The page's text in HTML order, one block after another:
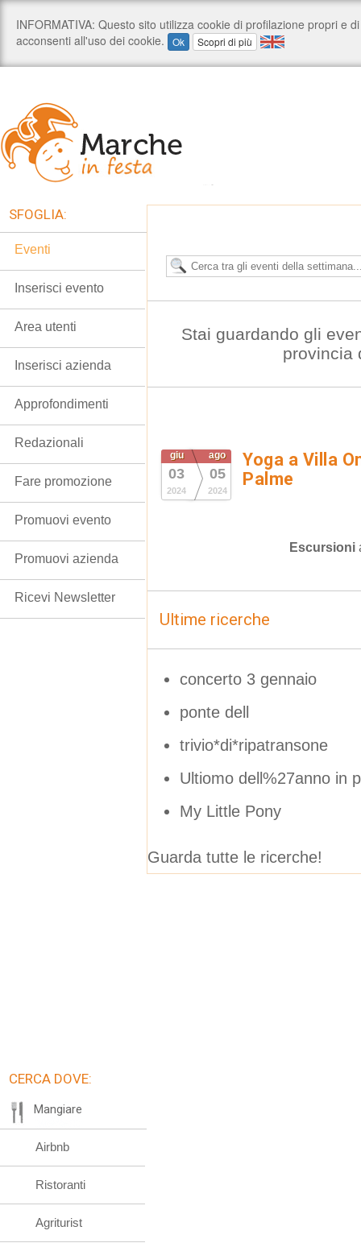
Stai guardando gli
provincia
giu
03
2024
ago
05
2024
Yoga a Villa
Palme
Escursioni
Ultime ricerche
concerto 3 gennaio
ponte dell
trivio*di*ripatransone
Ultiomo dell%27anno in
My Little Pony
Guarda tutte le ricerche!
SFOGLIA:
Eventi
Inserisci evento
Area utenti
Inserisci azienda
Approfondimenti
Redazionali
Fare promozione
Promuovi evento
Promuovi azienda
Ricevi Newsletter
CERCA DOVE:
Mangiare
Airbnb
Ristoranti
Agriturist